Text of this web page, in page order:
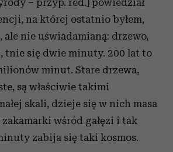
na której ostatnio byłem,
ale nie uświadamianą: drzewo,
tnie się dwie minuty. 200 lat to
minut. Stare drzewa,
są właściwie takimi
skali, dzieje się w nich masa
zakamarki wśród gałęzi i tak
zabija się taki kosmos.